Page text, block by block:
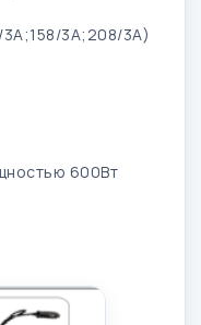
3A;208/3A)
600Вт